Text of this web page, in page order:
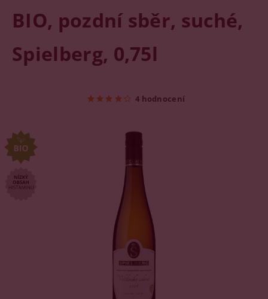
BIO, pozdní sběr, suché,
Spielberg, 0,75l
4 hodnocení